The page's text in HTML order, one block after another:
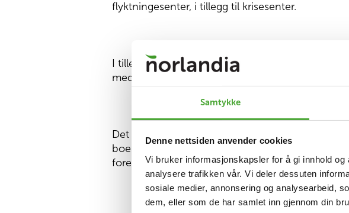
Samtykke
Denne nettsiden anvender cookies
Vi bruker informasjonskapsler for å gi innhold
analysere trafikken vår. Vi deler dessuten
sosiale medier, annonsering og analysearbeid,
dem, eller som de har samlet inn gjennom din
flyktningesenter, i tillegg til krisesenter.
I tillegg hjelper de fattige familier, barnehospital
medisiner og andre behov.
Det er mange flere som trenger hjelp. I dag har
boende hos seg. Mange av disse barna er sterkt
foreldreløse. Flere av barnehjemsbarna er født